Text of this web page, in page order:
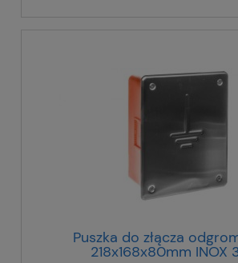
Puszka do złącza
218x168x80mm INOX